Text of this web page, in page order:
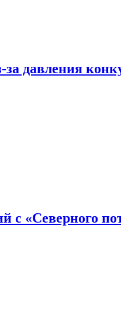
за давления
с «Северного